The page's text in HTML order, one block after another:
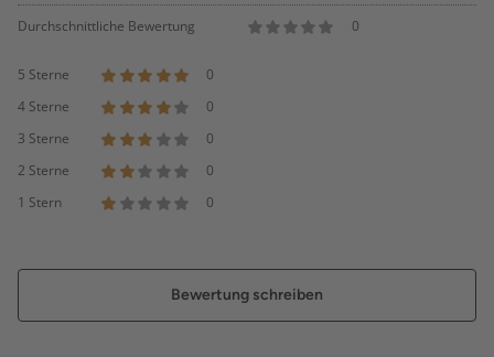
Durchschnittliche Bewertung 0
5 Sterne
0
4 Sterne
0
3 Sterne
0
2 Sterne
0
1 Stern
0
Bewertung schreiben